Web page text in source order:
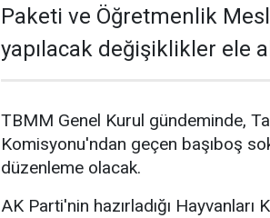
Paketi ve Öğretmenlik
yapılacak değişiklikler ele
TBMM Genel Kurul gündeminde,
Komisyonu'ndan geçen başıboş
düzenleme olacak.
AK Parti'nin hazırladığı